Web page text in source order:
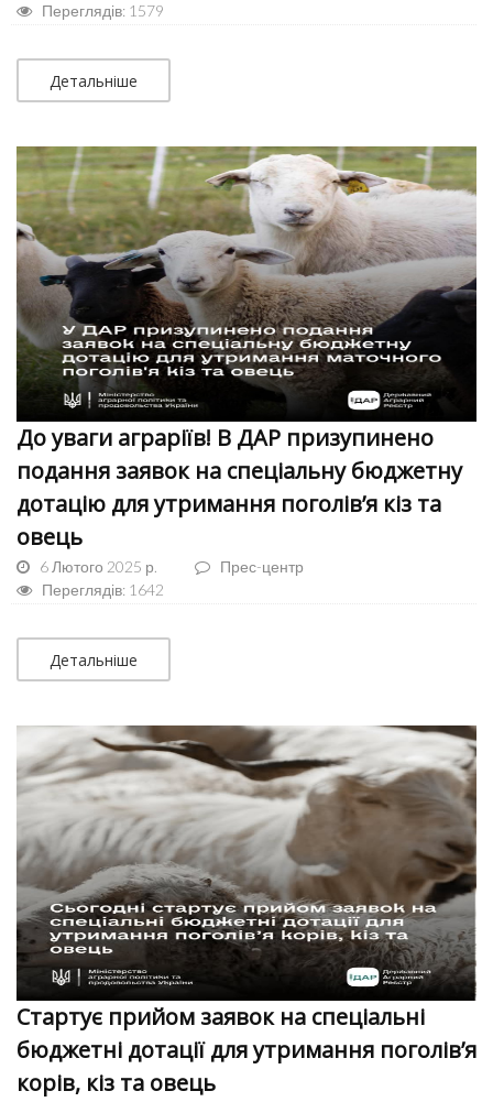
Переглядів: 1579
Детальніше
До уваги аграріїв! В ДАР призупинено
подання заявок на спеціальну бюджетну
дотацію для утримання поголів’я кіз та
овець
6 Лютого 2025 р.
Прес-центр
Переглядів: 1642
Детальніше
Стартує прийом заявок на спеціальні
бюджетні дотації для утримання поголів’я
корів, кіз та овець